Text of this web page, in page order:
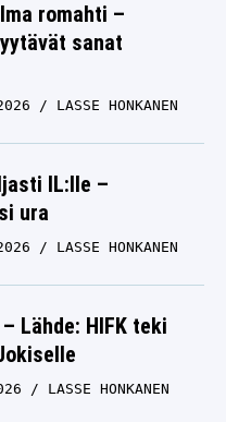
romahti –
sanat
LASSE HONKANEN
IL:lle –
ura
LASSE HONKANEN
Lähde: HIFK teki
LASSE HONKANEN